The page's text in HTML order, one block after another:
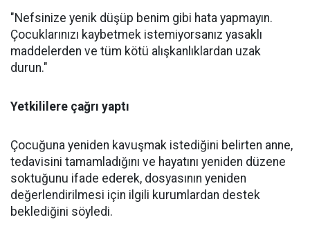
"Nefsinize yenik düşüp benim gibi hata yapmayın.
Çocuklarınızı kaybetmek istemiyorsanız yasaklı
maddelerden ve tüm kötü alışkanlıklardan uzak
durun."
Yetkililere çağrı yaptı
Çocuğuna yeniden kavuşmak istediğini belirten anne,
tedavisini tamamladığını ve hayatını yeniden düzene
soktuğunu ifade ederek, dosyasının yeniden
değerlendirilmesi için ilgili kurumlardan destek
beklediğini söyledi.